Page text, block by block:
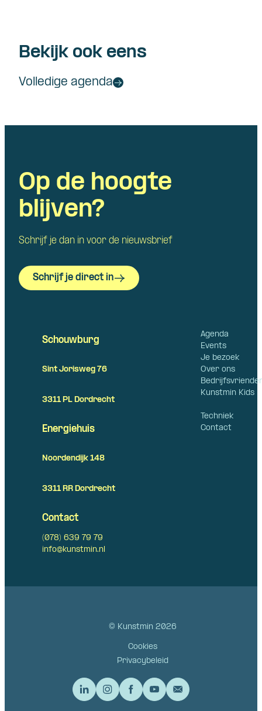
Bekijk ook eens
Volledige agenda
Op de hoogte
blijven?
Schrijf je dan in voor de nieuwsbrief
Schrijf je direct in
Agenda
Events
Je bezoek
Over ons
Kunstmin Kids
Techniek
Contact
Schouwburg
Sint Jorisweg 76
3311 PL Dordrecht
Energiehuis
Noordendijk 148
3311 RR Dordrecht
Contact
(078) 639 79 79
info@kunstmin.nl
© Kunstmin 2026
Cookies
Privacybeleid